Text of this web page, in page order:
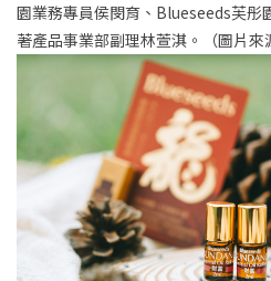
園業務專員侯閔育、Blueseeds芙彤
著產品事業部副理林萱淇。（圖片來